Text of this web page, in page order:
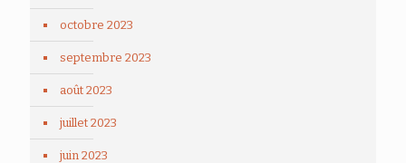
octobre 2023
septembre 2023
août 2023
juillet 2023
juin 2023